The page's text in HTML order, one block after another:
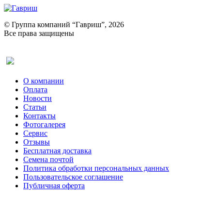
© Группа компаний “Гавриш”, 2026
Все права защищены
О компании
Оплата
Новости
Статьи
Контакты
Фотогалерея​
Сервис
Отзывы
Бесплатная доставка
Семена почтой
Политика обработки персональных данных
Пользовательское соглашение
Публичная оферта